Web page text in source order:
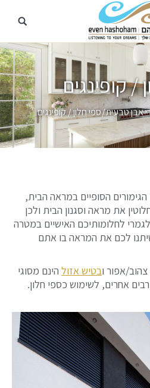
/ קופינגים
מיקומך כאן אבן טבעית ספי חלון / קופינגים
הגימורים הסופיים במראה הבית,
את מראה וסגנון הבית ולכן
לחלומותיכם האישיים במטרה
לכם את המראה בו אתם
אפור ובטיש אזול הינם מסוגי
אחרים, לשימוש כספי חלון.